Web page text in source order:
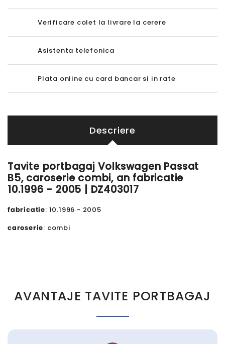
Verificare colet la livrare la cerere
Asistenta telefonica
Plata online cu card bancar si in rate
Descriere
Tavite portbagaj Volkswagen Passat
B5, caroserie combi, an fabricatie
10.1996 - 2005 | DZ403017
fabricatie: 10.1996 - 2005
caroserie: combi
AVANTAJE TAVITE PORTBAGAJ